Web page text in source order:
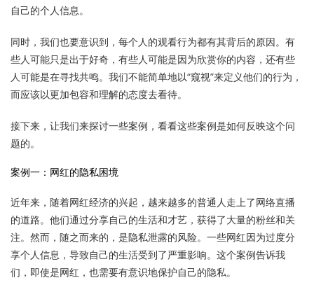
自己的个人信息。
同时，我们也要意识到，每个人的观看行为都有其背后的原因。有
些人可能只是出于好奇，有些人可能是因为欣赏你的内容，还有些
人可能是在寻找共鸣。我们不能简单地以“窥视”来定义他们的行为，
而应该以更加包容和理解的态度去看待。
接下来，让我们来探讨一些案例，看看这些案例是如何反映这个问
题的。
案例一：网红的隐私困境
近年来，随着网红经济的兴起，越来越多的普通人走上了网络直播
的道路。他们通过分享自己的生活和才艺，获得了大量的粉丝和关
注。然而，随之而来的，是隐私泄露的风险。一些网红因为过度分
享个人信息，导致自己的生活受到了严重影响。这个案例告诉我
们，即使是网红，也需要有意识地保护自己的隐私。